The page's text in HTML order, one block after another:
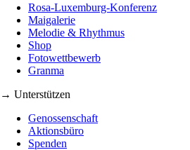
Rosa-Luxemburg-Konferenz
Maigalerie
Melodie & Rhythmus
Shop
Fotowettbewerb
Granma
→ Unterstützen
Genossenschaft
Aktionsbüro
Spenden